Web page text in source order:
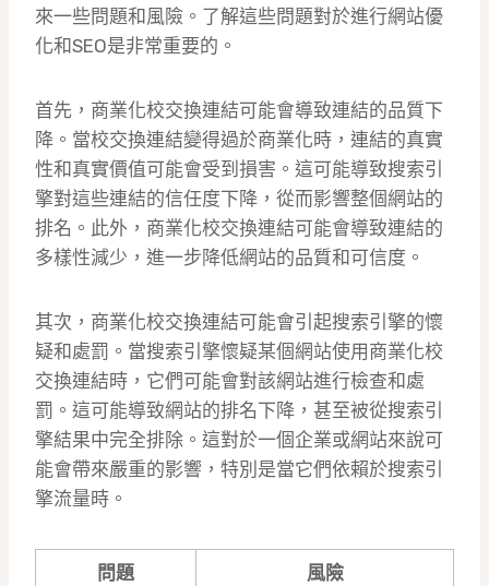
來一些問題和風險。了解這些問題對於進行網站優
化和SEO是非常重要的。
首先，商業化校交換連結可能會導致連結的品質下
降。當校交換連結變得過於商業化時，連結的真實
性和真實價值可能會受到損害。這可能導致搜索引
擎對這些連結的信任度下降，從而影響整個網站的
排名。此外，商業化校交換連結可能會導致連結的
多樣性減少，進一步降低網站的品質和可信度。
其次，商業化校交換連結可能會引起搜索引擎的懷
疑和處罰。當搜索引擎懷疑某個網站使用商業化校
交換連結時，它們可能會對該網站進行檢查和處
罰。這可能導致網站的排名下降，甚至被從搜索引
擎結果中完全排除。這對於一個企業或網站來說可
能會帶來嚴重的影響，特別是當它們依賴於搜索引
擎流量時。
問題 風險